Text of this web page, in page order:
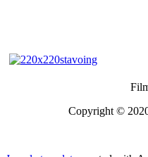
Copyright ©